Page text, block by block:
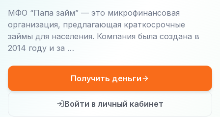
МФО “Папа займ” — это микрофинансовая
организация, предлагающая краткосрочные
займы для населения. Компания была создана в
2014 году и за …
Получить деньги
Войти в личный кабинет